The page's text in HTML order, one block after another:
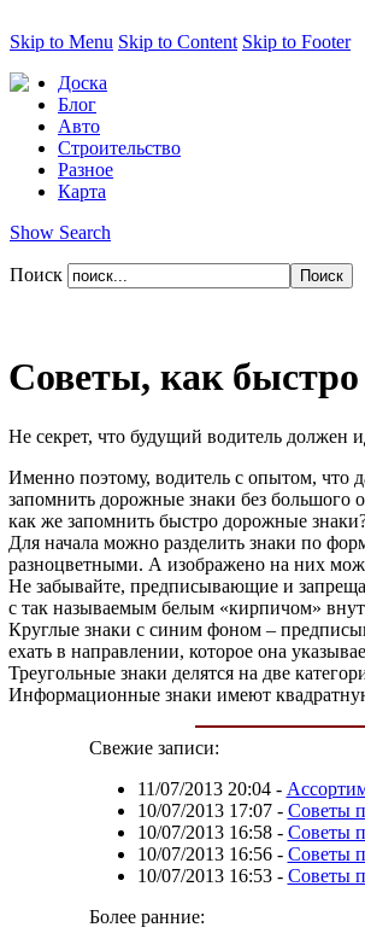
Skip to Menu Skip to Content Skip to Footer
Доска
Блог
Авто
Строительство
Разное
Карта
Show Search
Поиск
Советы, как
Не секрет, что будущий водитель должен
Именно поэтому, водитель с опытом, что
запомнить дорожные знаки без
как же запомнить быстро дорожные
Для начала можно разделить знаки по
разноцветными. А изображено на них
Не забывайте, предписывающие и
с так называемым белым «кирпичом»
Круглые знаки с синим фоном –
ехать в направлении, которое она
Треугольные знаки делятся на две
Информационные знаки имеют
Свежие записи:
11/07/2013 20:04-
10/07/2013 17:07- Советы
10/07/2013 16:58- Советы
10/07/2013 16:56- Советы
10/07/2013 16:53- Советы
Более ранние: